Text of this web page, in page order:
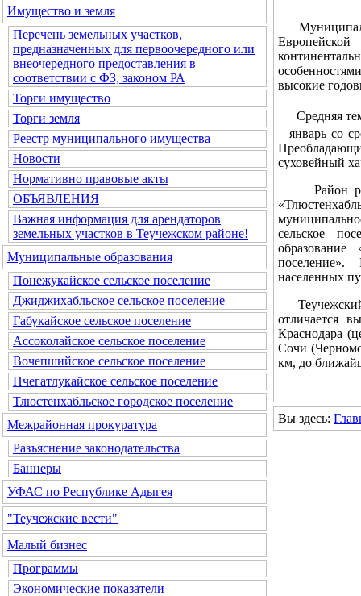
Имущество и земля
Перечень земельных участков,
предназначенных для первоочередного или
внеочередного предоставления в
соответствии с ФЗ, законом РА
Торги имущество
Торги земля
Реестр муниципального имущества
Новости
Нормативно правовые акты
ОБЪЯВЛЕНИЯ
Важная информация для арендаторов
земельных участков в Теучежском районе!
Муниципальные образования
Понежукайское сельское поселение
Джиджихабльское сельское поселение
Габукайское сельское поселение
Ассоколайское сельское поселение
Вочепшийское сельское поселение
Пчегатлукайское сельское поселение
Тлюстенхабльское городское поселение
Межрайонная прокуратура
Разъяснение законодательства
Баннеры
УФАС по Республике Адыгея
"Теучежские вести"
Малый бизнес
Программы
Экономические показатели
высокие
Средняя
– январь со
суховейный
Район
сельское
образование
поселение».
населенных
Теучежский
отличается
Краснодара
Сочи
км, до
Вы здесь: